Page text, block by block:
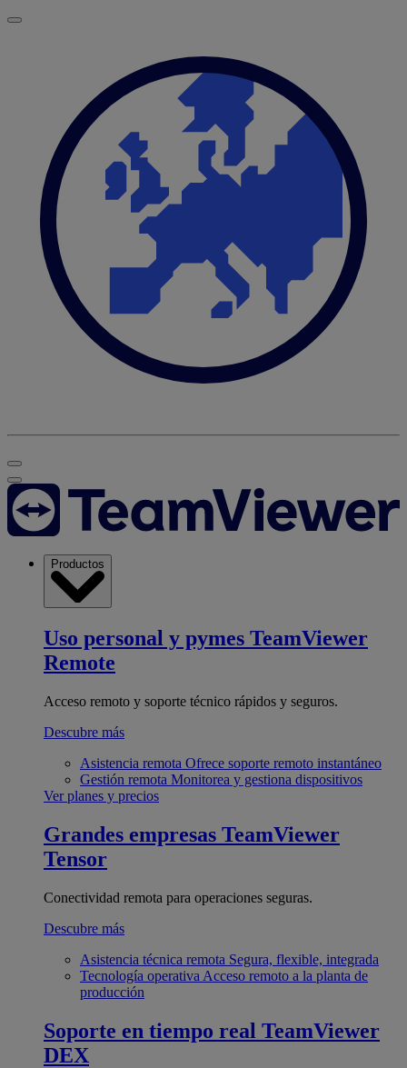
Productos
Uso personal y pymes TeamViewer
Remote
Acceso remoto y soporte técnico rápidos y seguros.
Descubre más
Asistencia remota Ofrece soporte remoto instantáneo
Gestión remota Monitorea y gestiona dispositivos
Ver planes y precios
Grandes empresas TeamViewer
Tensor
Conectividad remota para operaciones seguras.
Descubre más
Asistencia técnica remota Segura, flexible, integrada
Tecnología operativa Acceso remoto a la planta de
producción
Soporte en tiempo real TeamViewer
DEX